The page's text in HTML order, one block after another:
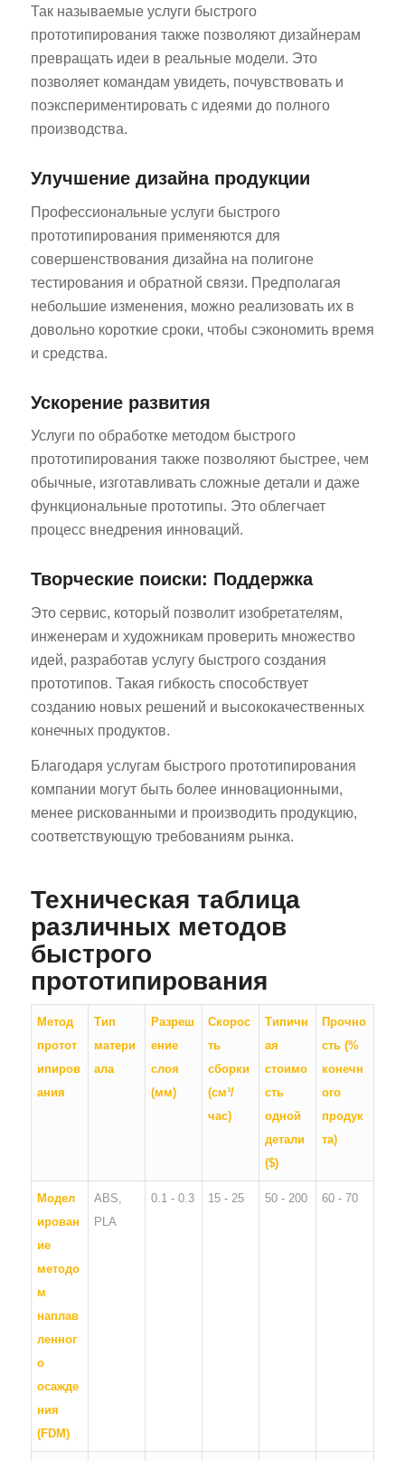
Так называемые услуги быстрого
прототипирования также позволяют дизайнерам
превращать идеи в реальные модели. Это
позволяет командам увидеть, почувствовать и
поэкспериментировать с идеями до полного
производства.
Улучшение дизайна продукции
Профессиональные услуги быстрого
прототипирования применяются для
совершенствования дизайна на полигоне
тестирования и обратной связи. Предполагая
небольшие изменения, можно реализовать их в
довольно короткие сроки, чтобы сэкономить время
и средства.
Ускорение развития
Услуги по обработке методом быстрого
прототипирования также позволяют быстрее, чем
обычные, изготавливать сложные детали и даже
функциональные прототипы. Это облегчает
процесс внедрения инноваций.
Творческие поиски: Поддержка
Это сервис, который позволит изобретателям,
инженерам и художникам проверить множество
идей, разработав услугу быстрого создания
прототипов. Такая гибкость способствует
созданию новых решений и высококачественных
конечных продуктов.
Благодаря услугам быстрого прототипирования
компании могут быть более инновационными,
менее рискованными и производить продукцию,
соответствующую требованиям рынка.
Техническая таблица
различных методов
быстрого
прототипирования
Метод
протот
ипиров
ания
Тип
матери
ала
Разреш
ение
слоя
(мм)
Скорос
ть
сборки
(см³/
час)
Типичн
ая
стоимо
сть
одной
детали
($)
Прочно
сть (%
конечн
ого
продук
та)
Модел
ирован
ие
методо
м
наплав
ленног
о
осажде
ния
(FDM)
ABS,
PLA
0.1 - 0.3 15 - 25 50 - 200 60 - 70